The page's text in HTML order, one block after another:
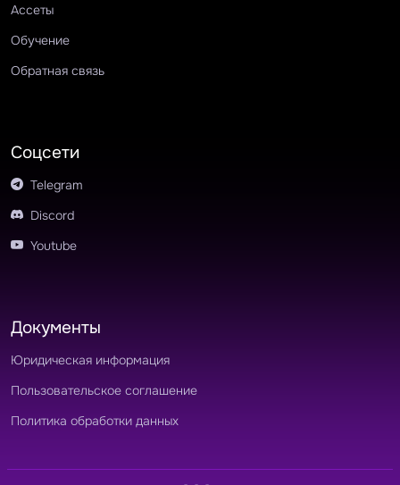
Ассеты
Обучение
Обратная связь
Соцсети
Telegram
Discord
Youtube
Документы
Юридическая информация
Пользовательское соглашение
Политика обработки данных